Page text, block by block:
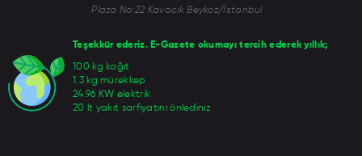
Teşekkür ederiz. E-Gazete okumayı tercih ederek yıllık;
100 kg kağıt
1.3 kg mürekkep
24.96 KW elektrik
20 lt yakıt sarfiyatını önlediniz
Plaza No:22 Kavacık Beykoz/İstanbul